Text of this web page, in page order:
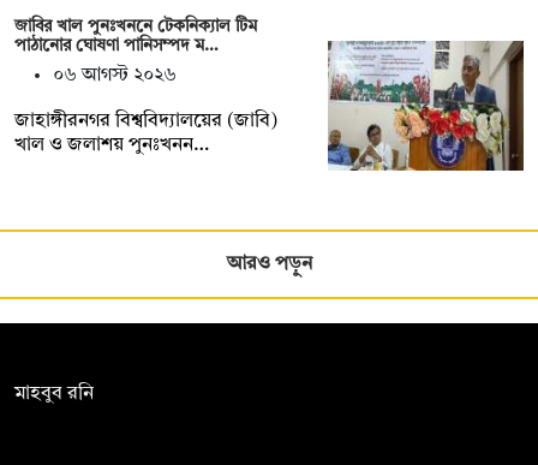
জাবির খাল পুনঃখননে টেকনিক্যাল টিম
পাঠানোর ঘোষণা পানিসম্পদ ম…
০৬ আগস্ট ২০২৬
‎‎জাহাঙ্গীরনগর বিশ্ববিদ্যালয়ের (জাবি)
খাল ও জলাশয় পুনঃখনন…
আরও পড়ুন
মাহবুব রনি